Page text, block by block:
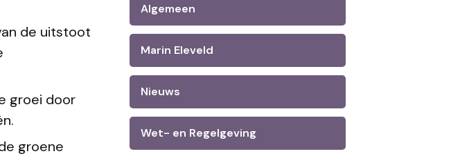
de uitstoot
groei door
groene
Algemeen
Marin Eleveld
Nieuws
Wet- en Regelgeving